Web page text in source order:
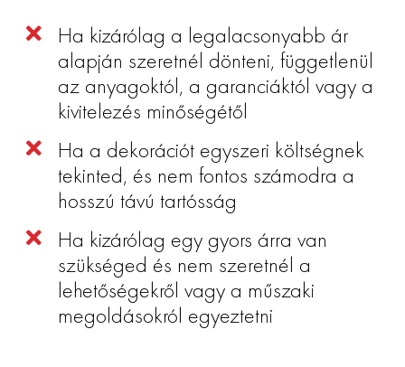
Ha kizárólag a legalacsonyabb ár
alapján szeretnél dönteni, függetlenül
az anyagoktól, a garanciáktól vagy a
kivitelezés minőségétől
Ha a dekorációt egyszeri költségnek
tekinted, és nem fontos számodra a
hosszú távú tartósság
Ha kizárólag egy gyors árra van
szükséged és nem szeretnél a
lehetőségekről vagy a műszaki
megoldásokról egyeztetni